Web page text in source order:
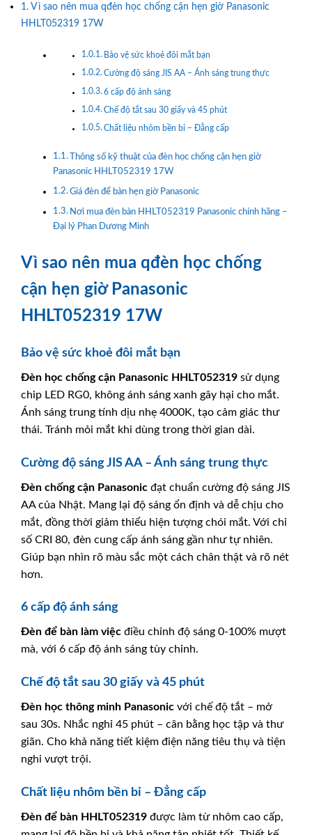
Vì sao nên mua qđèn học chống cận hẹn giờ Panasonic
HHLT052319 17W
Bảo vệ sức khoẻ đôi mắt bạn
Cường độ sáng JIS AA – Ánh sáng trung thực
6 cấp độ ánh sáng
Chế độ tắt sau 30 giấy và 45 phút
Chất liệu nhôm bền bỉ – Đẳng cấp
Thông số kỹ thuật của đèn học chống cận hẹn giờ
Panasonic HHLT052319 17W
Giá đèn để bàn hẹn giờ Panasonic
Nơi mua đèn bàn HHLT052319 Panasonic chính hãng –
Đại lý Phan Dương Minh
Vì sao nên mua qđèn học chống
cận hẹn giờ Panasonic
HHLT052319 17W
Bảo vệ sức khoẻ đôi mắt bạn
Đèn học chống cận Panasonic HHLT052319 sử dụng
chip LED RG0, không ánh sáng xanh gây hại cho mắt.
Ánh sáng trung tính dịu nhẹ 4000K, tạo cảm giác thư
thái. Tránh mỏi mắt khi dùng trong thời gian dài.
Cường độ sáng JIS AA – Ánh sáng trung thực
Đèn chống cận Panasonic đạt chuẩn cường độ sáng JIS
AA của Nhật. Mang lại độ sáng ổn định và dễ chịu cho
mắt, đồng thời giảm thiểu hiện tượng chói mắt. Với chỉ
số CRI 80, đèn cung cấp ánh sáng gần như tự nhiên.
Giúp bạn nhìn rõ màu sắc một cách chân thật và rõ nét
hơn.
6 cấp độ ánh sáng
Đèn để bàn làm việc điều chỉnh độ sáng 0-100% mượt
mà, với 6 cấp độ ánh sáng tùy chỉnh.
Chế độ tắt sau 30 giấy và 45 phút
Đèn học thông minh Panasonic với chế độ tắt – mở
sau 30s. Nhắc nghỉ 45 phút – cân bằng học tập và thư
giãn. Cho khả năng tiết kiệm điện năng tiêu thụ và tiện
nghi vượt trội.
Chất liệu nhôm bền bỉ – Đẳng cấp
Đèn để bàn HHLT052319 được làm từ nhôm cao cấp,